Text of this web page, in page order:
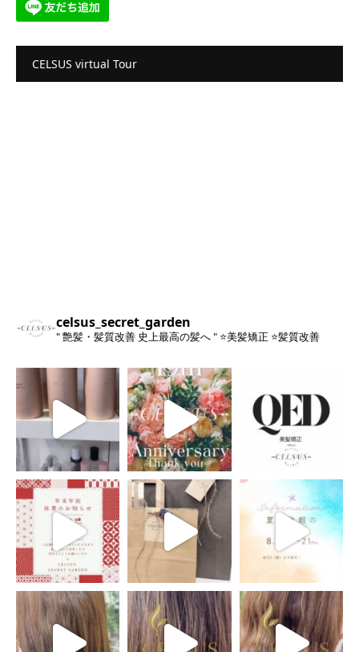
CELSUS virtual Tour
celsus_secret_garden
" 艶髪・髪質改善 史上最高の髪へ " ⭐️美髪矯正 ⭐️髪質改善